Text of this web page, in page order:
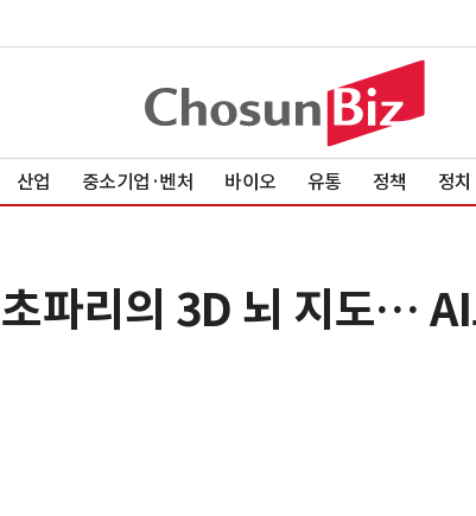
산업 중소기업·벤처 바이오 유통 정책 정치
파리의 3D 뇌 지도…